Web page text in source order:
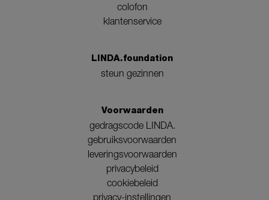
colofon
klantenservice
LINDA.foundation
steun gezinnen
Voorwaarden
gedragscode LINDA.
gebruiksvoorwaarden
leveringsvoorwaarden
privacybeleid
cookiebeleid
privacy-instellingen